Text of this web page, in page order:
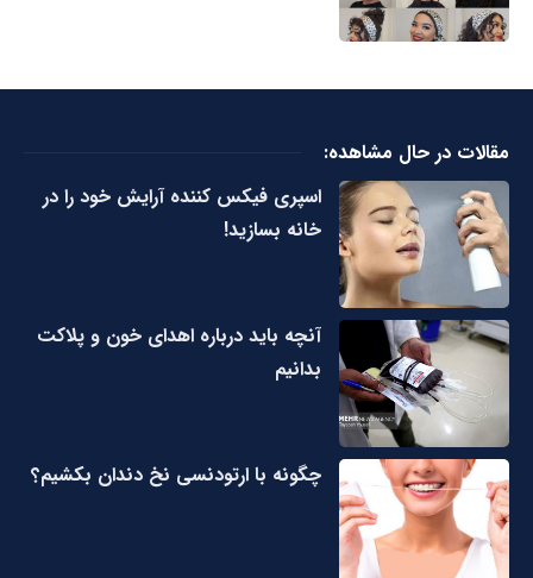
مقالات در حال مشاهده:
اسپری فیکس کننده آرایش خود را در
خانه بسازید!
آنچه باید درباره اهدای خون و پلاکت
بدانیم
چگونه با ارتودنسی نخ دندان بکشیم؟